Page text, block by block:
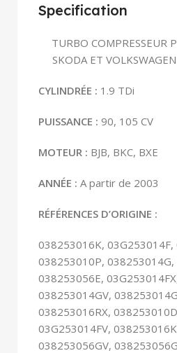
Specification
TURBO COMPRESSEUR
SKODA ET
CYLINDRÉE : 1.9 TDi
PUISSANCE : 90, 105 CV
MOTEUR : BJB, BKC, BXE
ANNÉE : A partir de 2003
RÉFÉRENCES D’ORIGINE :
038253016K,
038253010P,
038253056E,
038253014GV,
038253016RX,
03G253014FV,
038253056GV,